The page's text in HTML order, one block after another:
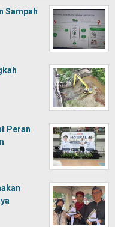
Sampah
Peran